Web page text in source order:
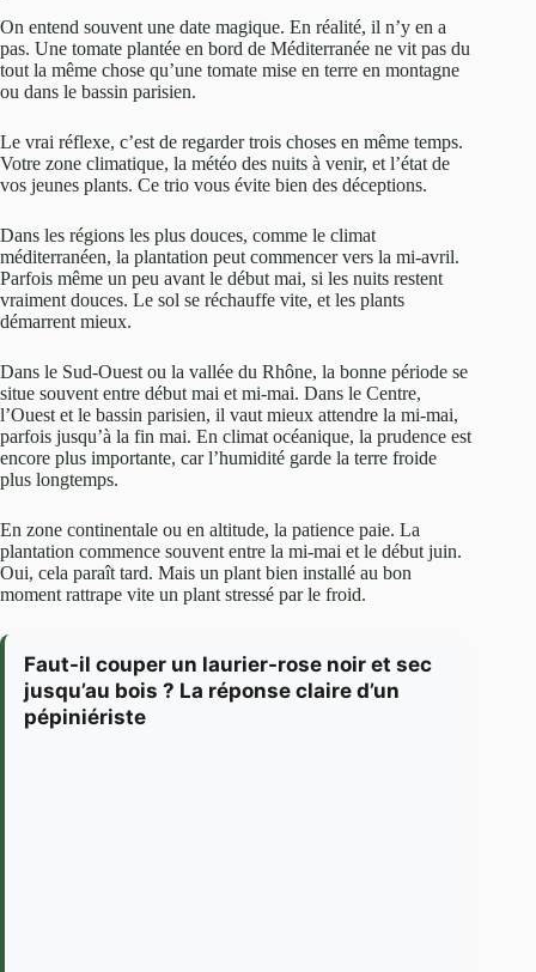
On entend souvent une date magique. En réalité, il n’y en a
pas. Une tomate plantée en bord de Méditerranée ne vit pas du
tout la même chose qu’une tomate mise en terre en montagne
ou dans le bassin parisien.
Le vrai réflexe, c’est de regarder trois choses en même temps.
Votre zone climatique, la météo des nuits à venir, et l’état de
vos jeunes plants. Ce trio vous évite bien des déceptions.
Dans les régions les plus douces, comme le climat
méditerranéen, la plantation peut commencer vers la mi-avril.
Parfois même un peu avant le début mai, si les nuits restent
vraiment douces. Le sol se réchauffe vite, et les plants
démarrent mieux.
Dans le Sud-Ouest ou la vallée du Rhône, la bonne période se
situe souvent entre début mai et mi-mai. Dans le Centre,
l’Ouest et le bassin parisien, il vaut mieux attendre la mi-mai,
parfois jusqu’à la fin mai. En climat océanique, la prudence est
encore plus importante, car l’humidité garde la terre froide
plus longtemps.
En zone continentale ou en altitude, la patience paie. La
plantation commence souvent entre la mi-mai et le début juin.
Oui, cela paraît tard. Mais un plant bien installé au bon
moment rattrape vite un plant stressé par le froid.
Faut-il couper un laurier-rose noir et sec
jusqu’au bois ? La réponse claire d’un
pépiniériste